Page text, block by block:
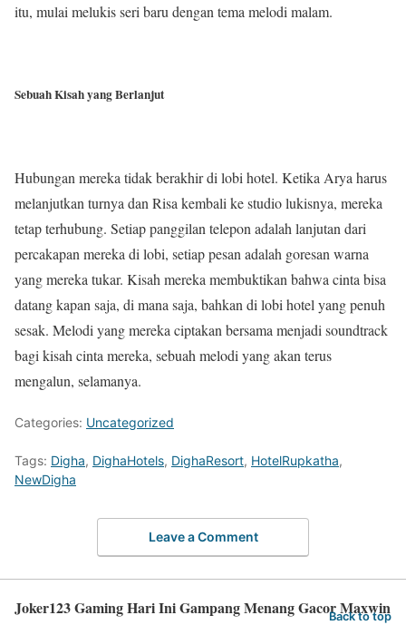
itu, mulai melukis seri baru dengan tema melodi malam.
Sebuah Kisah yang Berlanjut
Hubungan mereka tidak berakhir di lobi hotel. Ketika Arya harus
melanjutkan turnya dan Risa kembali ke studio lukisnya, mereka
tetap terhubung. Setiap panggilan telepon adalah lanjutan dari
percakapan mereka di lobi, setiap pesan adalah goresan warna
yang mereka tukar. Kisah mereka membuktikan bahwa cinta bisa
datang kapan saja, di mana saja, bahkan di lobi hotel yang penuh
sesak. Melodi yang mereka ciptakan bersama menjadi soundtrack
bagi kisah cinta mereka, sebuah melodi yang akan terus
mengalun, selamanya.
Categories: Uncategorized
Tags: Digha, DighaHotels, DighaResort, HotelRupkatha,
NewDigha
Leave a Comment
Joker123 Gaming Hari Ini Gampang Menang Gacor Maxwin
Back to top